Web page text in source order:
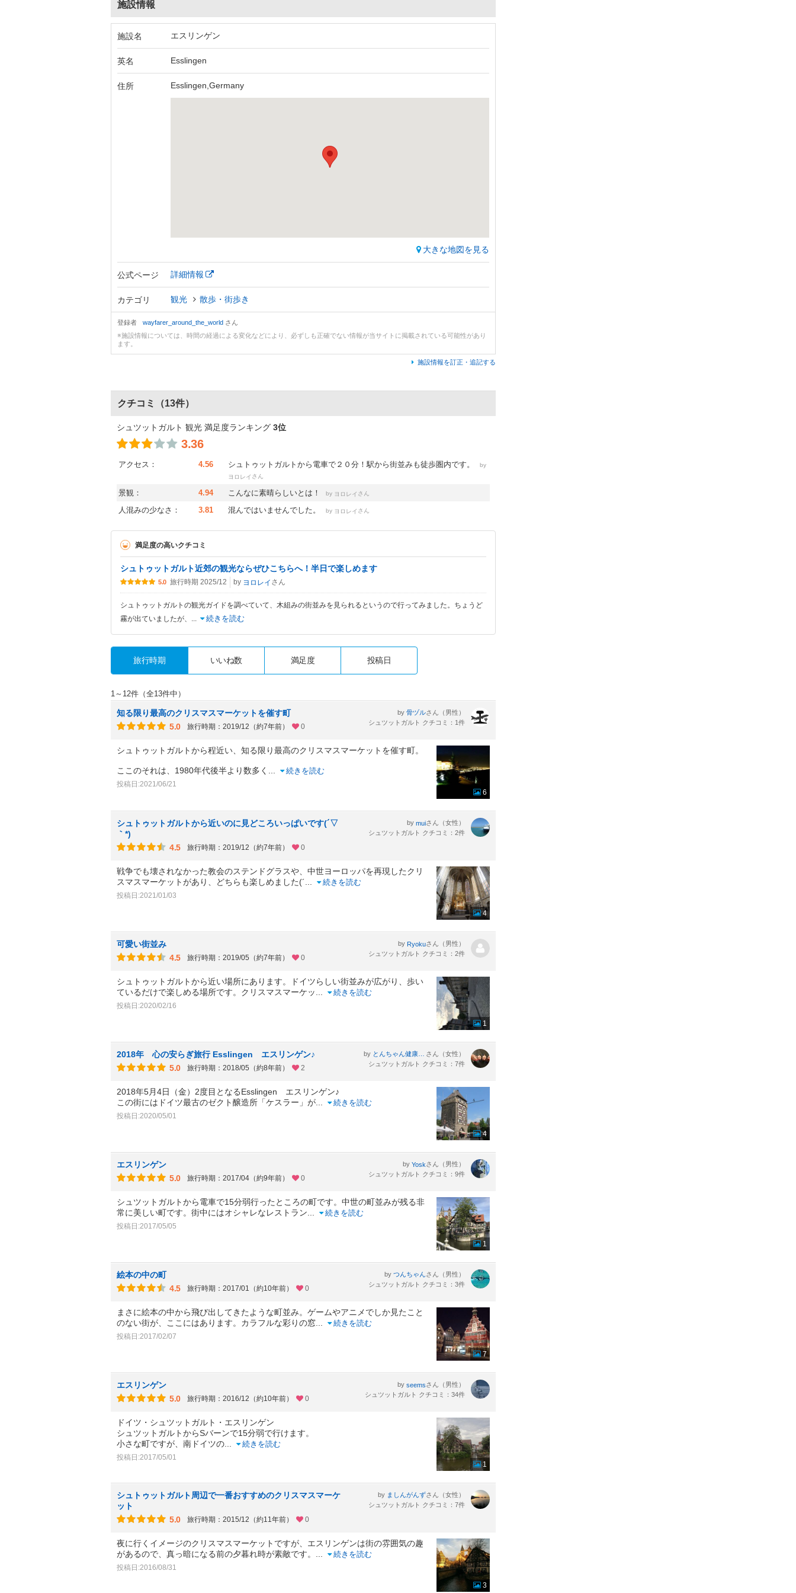
施設情報
施設名 エスリンゲン
英名 Esslingen
住所 Esslingen,Germany
大きな地図を見る
公式ページ 詳細情報
カテゴリ 観光 散歩・街歩き
登録者 wayfarer_around_the_world さん
※施設情報については、時間の経過による変化などにより、必ずしも正確でない情報が当サイトに掲載されている可能性があり
ます。
施設情報を訂正・追記する
クチコミ （13件）
シュツットガルト 観光 満足度ランキング 3位
3.36
アクセス： 4.56 シュトゥットガルトから電車で２０分！駅から街並みも徒歩圏内です。
by
ヨロレイ さん
景観： 4.94 こんなに素晴らしいとは！ by ヨロレイ さん
人混みの少なさ： 3.81 混んではいませんでした。 by ヨロレイ さん
満足度の高いクチコミ
シュトゥットガルト近郊の観光ならぜひこちらへ！半日で楽しめます
5.0 旅行時期 2025/12 by ヨロレイ さん
シュトゥットガルトの観光ガイドを調べていて、木組みの街並みを見られるというので行ってみました。ちょうど
霧が出ていましたが、
続きを読む
旅行時期 いいね数 満足度 投稿日
1～12件（全13件中）
知る限り最高のクリスマスマーケットを催す町
5.0
旅行時期：2019/12（約7年前） 0
by 骨ヅルさん（男性）
シュツットガルト クチコミ：1件
シュトゥットガルトから程近い、知る限り最高のクリスマスマーケットを催す町。
ここのそれは、1980年代後半より数多く 続きを読む
投稿日:2021/06/21
6
シュトゥットガルトから近いのに見どころいっぱいです(´▽
｀*)
4.5
旅行時期：2019/12（約7年前） 0
by muiさん（女性）
シュツットガルト クチコミ：2件
戦争でも壊されなかった教会のステンドグラスや、中世ヨーロッパを再現したクリ
スマスマーケットがあり、どちらも楽しめました(´
続きを読む
投稿日:2021/01/03
4
可愛い街並み
4.5
旅行時期：2019/05（約7年前） 0
by Ryokuさん（男性）
シュツットガルト クチコミ：2件
シュトゥットガルトから近い場所にあります。ドイツらしい街並みが広がり、歩い
ているだけで楽しめる場所です。クリスマスマーケッ
続きを読む
投稿日:2020/02/16
1
2018年 心の安らぎ旅行 Esslingen エスリンゲン♪
5.0
旅行時期：2018/05（約8年前） 2
by
さん（女性）
シュツットガルト クチコミ：7件
2018年5月4日（金）2度目となるEsslingen エスリンゲン♪
この街にはドイツ最古のゼクト醸造所「ケスラー」が
続きを読む
投稿日:2020/05/01
4
エスリンゲン
5.0
旅行時期：2017/04（約9年前） 0
by Yoskさん（男性）
シュツットガルト クチコミ：9件
シュツットガルトから電車で15分弱行ったところの町です。中世の町並みが残る非
常に美しい町です。街中にはオシャレなレストラン
続きを読む
投稿日:2017/05/05
1
絵本の中の町
4.5
旅行時期：2017/01（約10年前） 0
by つんちゃんさん（男性）
シュツットガルト クチコミ：3件
まさに絵本の中から飛び出してきたような町並み。ゲームやアニメでしか見たこと
のない街が、ここにはあります。カラフルな彩りの窓
続きを読む
投稿日:2017/02/07
7
エスリンゲン
5.0
旅行時期：2016/12（約10年前） 0
by seemsさん（男性）
シュツットガルト クチコミ：34件
ドイツ・シュツットガルト・エスリンゲン
シュツットガルトからSバーンで15分弱で行けます。
小さな町ですが、南ドイツの
続きを読む
投稿日:2017/05/01
1
シュトゥットガルト周辺で一番おすすめのクリスマスマーケ
ット
5.0
旅行時期：2015/12（約11年前） 0
by ましんがんずさん（女性）
シュツットガルト クチコミ：7件
夜に行くイメージのクリスマスマーケットですが、エスリンゲンは街の雰囲気の趣
があるので、真っ暗になる前の夕暮れ時が素敵です。
続きを読む
投稿日:2016/08/31
3